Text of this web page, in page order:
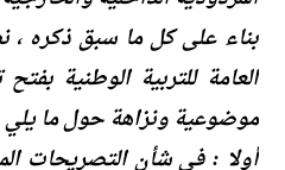
بناء على كل ما سبق ذكره ،
العامة للتربیة الوطنیة
موضوعیة ونزاھة حول ما
أولا : في شأن التصریحات